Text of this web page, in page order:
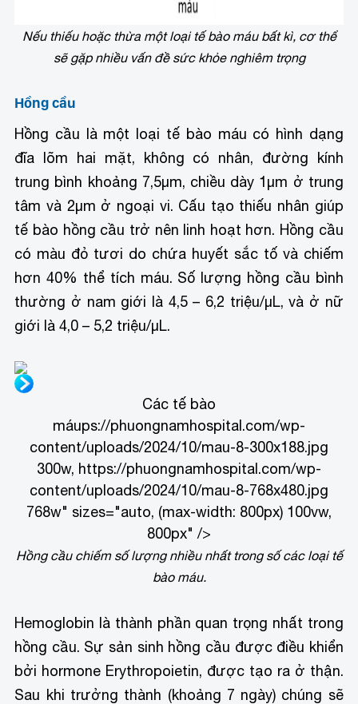
Nếu thiếu hoặc thừa một loại tế bào máu bất kì, cơ thể
sẽ gặp nhiều vấn đề sức khỏe nghiêm trọng
Hồng cầu
Hồng cầu là một loại tế bào máu có hình dạng
đĩa lõm hai mặt, không có nhân, đường kính
trung bình khoảng 7,5µm, chiều dày 1µm ở trung
tâm và 2µm ở ngoại vi. Cấu tạo thiếu nhân giúp
tế bào hồng cầu trở nên linh hoạt hơn. Hồng cầu
có màu đỏ tươi do chứa huyết sắc tố và chiếm
hơn 40% thể tích máu. Số lượng hồng cầu bình
thường ở nam giới là 4,5 – 6,2 triệu/µL, và ở nữ
giới là 4,0 – 5,2 triệu/µL.
Các tế bào
máups://phuongnamhospital.com/wp-
content/uploads/2024/10/mau-8-300x188.jpg
300w, https://phuongnamhospital.com/wp-
content/uploads/2024/10/mau-8-768x480.jpg
768w" sizes="auto, (max-width: 800px) 100vw,
800px" />
Hồng cầu chiếm số lượng nhiều nhất trong số các loại tế
bào máu.
Hemoglobin là thành phần quan trọng nhất trong
hồng cầu. Sự sản sinh hồng cầu được điều khiển
bởi hormone Erythropoietin, được tạo ra ở thận.
Sau khi trưởng thành (khoảng 7 ngày) chúng sẽ